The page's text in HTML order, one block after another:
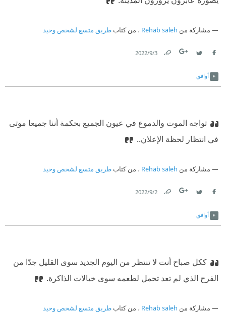
مشاركة من Rehab saleh ، من كتابطريق متسع لشخص وحيد
3‏/9‏/2022
أوافق
تواجه الموت والدموع في عيون الجميع بحكمة أننا جميعا موتى
في انتظار لحظة الإعلان..
مشاركة من Rehab saleh ، من كتابطريق متسع لشخص وحيد
2‏/9‏/2022
أوافق
ككل صباح أنت لا تنتظر من اليوم الجديد سوى القليل جدّا من
الفرح الذي لم تعد تحمل لطعمه سوى خيالات الذاكرة.
مشاركة من Rehab saleh ، من كتابطريق متسع لشخص وحيد